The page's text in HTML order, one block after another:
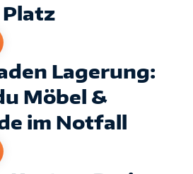
Lagerung:
Möbel &
im Notfall